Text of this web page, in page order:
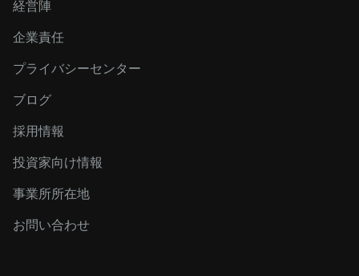
経営陣
企業責任
プライバシーセンター
ブログ
採用情報
投資家向け情報
事業所所在地
お問い合わせ